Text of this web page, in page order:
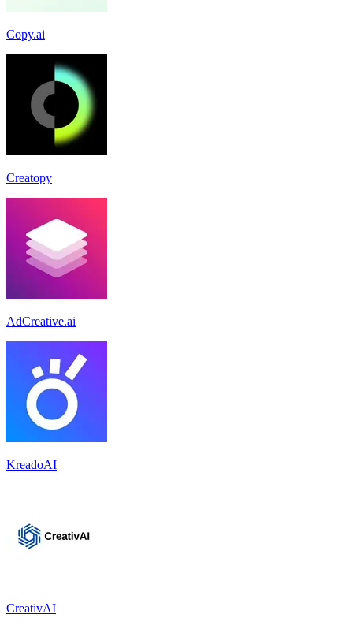
Copy.ai
Creatopy
AdCreative.ai
KreadoAI
CreativAI